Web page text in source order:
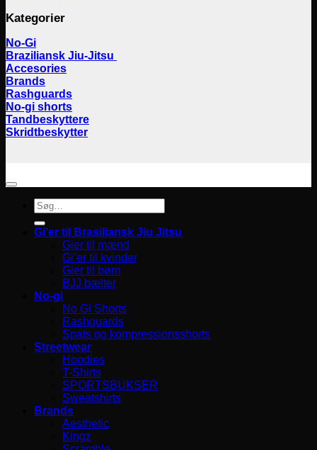
Kategorier
No-Gi
Braziliansk Jiu-Jitsu
Accesories
Brands
Rashguards
No-gi shorts
Tandbeskyttere
Skridtbeskytter
Søg
efter:
Gi’er til Brasiliansk Jiu Jitsu
Gier til mænd
Gi’er til kvinder
Gier til børn
BJJ bælter
No-gi
No Gi Shorts
Rashguards
Spats og kompressionsshorts
Streetwear
Hoodies
T-Shirts
SPORTSBUKSER
Sweatshirts
Brands
Aesthetic
Kingz